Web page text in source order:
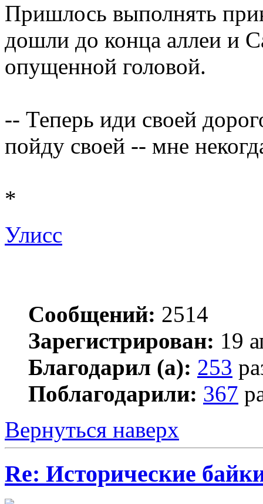
Пришлось выполнять
дошли до конца аллеи и
опущенной головой.
-- Теперь иди своей
пойду своей -- мне
*
Улисс
Сообщений: 2514
Зарегистрирован: 19
Благодарил (а): 253
Поблагодарили: 367
Вернуться наверх
Re: Исторические